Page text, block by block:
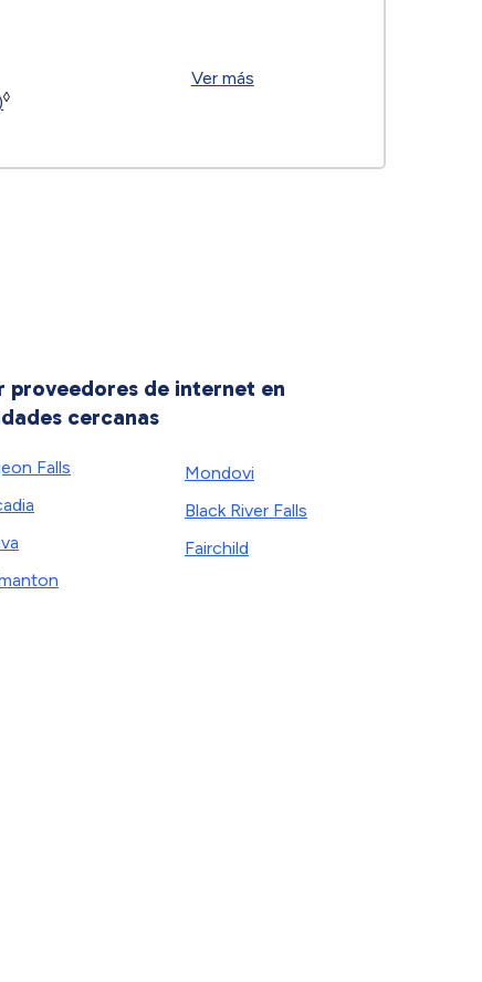
◊
Ver más
proveedores de internet en
cercanas
Falls
Mondovi
Black River Falls
Fairchild